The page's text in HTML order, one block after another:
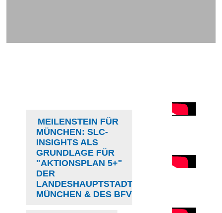
MEILENSTEIN FÜR
MÜNCHEN: SLC-
INSIGHTS ALS
GRUNDLAGE FÜR
"AKTIONSPLAN 5+"
DER
LANDESHAUPTSTADT
MÜNCHEN & DES BFV